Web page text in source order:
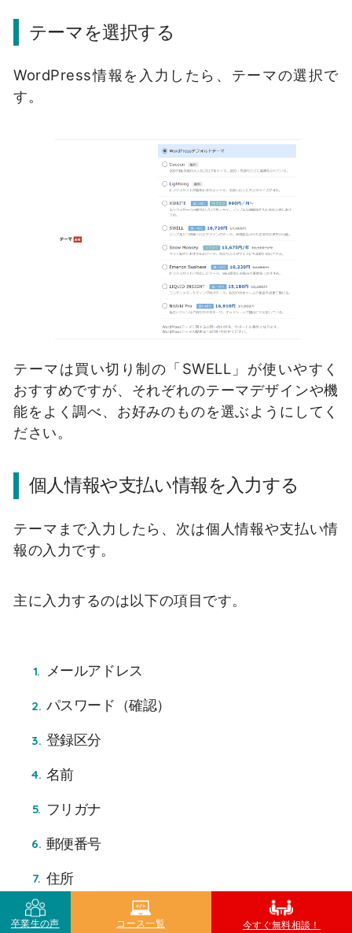
テーマを選択する
WordPress情報を入力したら、テーマの選択で
す。
テーマは買い切り制の「SWELL」が使いやすく
おすすめですが、それぞれのテーマデザインや機
能をよく調べ、お好みのものを選ぶようにしてく
ださい。
個人情報や支払い情報を入力する
テーマまで入力したら、次は個人情報や支払い情
報の入力です。
主に入力するのは以下の項目です。
メールアドレス
パスワード（確認）
登録区分
名前
フリガナ
郵便番号
住所
卒業生の声 コース一覧 今すぐ無料相談！